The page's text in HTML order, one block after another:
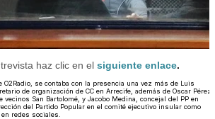
haz clic en el siguiente enlace.
se contaba con la presencia una vez más de Luis
de organización de CC en Arrecife, además de Oscar Pérez,
vecinos San Bartolomé, y Jacobo Medina, concejal del PP en
del Partido Popular en el comité ejecutivo insular como
redes sociales.